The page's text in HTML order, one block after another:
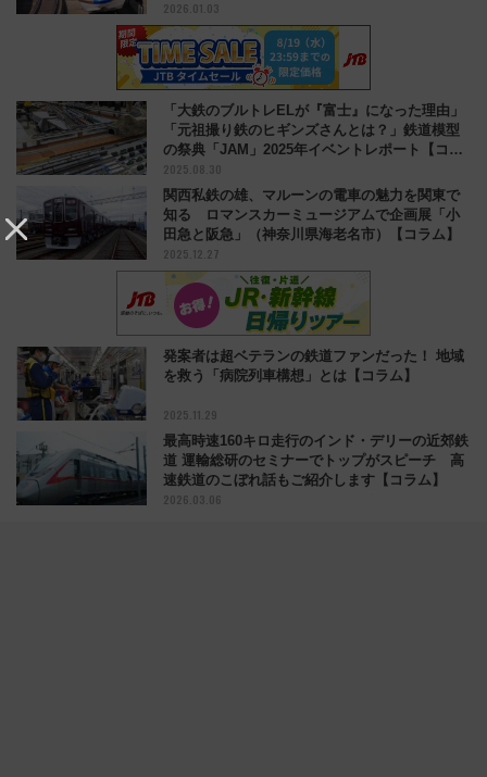
2026.01.03
「大鉄のブルトレELが『富士』になった理由」
「元祖撮り鉄のヒギンズさんとは？」鉄道模型
の祭典「JAM」2025年イベントレポート【コラ
ム】
2025.08.30
関西私鉄の雄、マルーンの電車の魅力を関東で
知る ロマンスカーミュージアムで企画展「小
田急と阪急」（神奈川県海老名市）【コラム】
2025.12.27
発案者は超ベテランの鉄道ファンだった！ 地域
を救う「病院列車構想」とは【コラム】
2025.11.29
最高時速160キロ走行のインド・デリーの近郊鉄
道 運輸総研のセミナーでトップがスピーチ 高
速鉄道のこぼれ話もご紹介します【コラム】
2026.03.06